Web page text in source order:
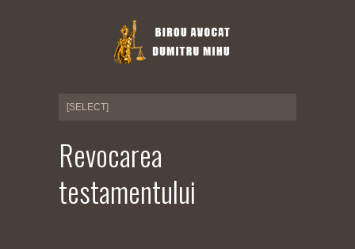
Revocarea
testamentului